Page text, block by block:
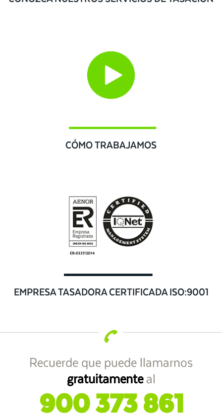
CÓMO TRABAJAMOS
EMPRESA TASADORA CERTIFICADA ISO:9001
Recuerde que puede llamarnos
gratuitamenteal
900 373 861